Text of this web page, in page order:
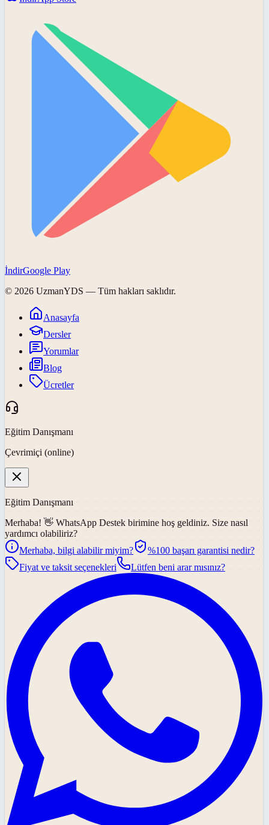
İndirGoogle Play
© 2026 UzmanYDS — Tüm hakları saklıdır.
Anasayfa
Dersler
Yorumlar
Blog
Ücretler
Eğitim Danışmanı
Çevrimiçi (online)
Eğitim Danışmanı
Merhaba! 👋 WhatsApp Destek birimine hoş geldiniz. Size nasıl
yardımcı olabiliriz?
Merhaba, bilgi alabilir miyim?
%100 başarı garantisi nedir?
Fiyat ve taksit seçenekleri
Lütfen beni arar mısınız?